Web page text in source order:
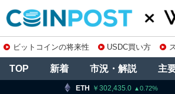
ビットコインの将来性 USDC買い方
TOP 新着 市況・解説 主
0.72 XRP 161.39